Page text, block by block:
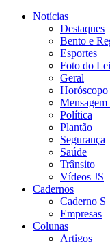
Notícias
Destaques
Bento e
Esportes
Foto do
Geral
Horóscopo
Mensagem
Política
Plantão
Segurança
Saúde
Trânsito
Vídeos JS
Cadernos
Caderno S
Empresas
Colunas
Artigos